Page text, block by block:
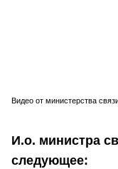
Видео от министерства
И.о. министра
следующее: